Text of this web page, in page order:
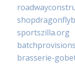
sportszilla.org
brasserie-